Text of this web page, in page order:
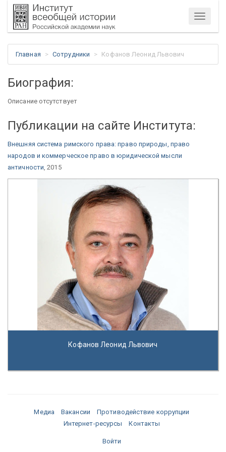
Меню
Главная Сотрудники Кофанов Леонид Львович
Биография:
Описание отсутствует
Публикации на сайте Института:
Внешняя система римского права: право природы, право
народов и коммерческое право в юридической мысли
античности , 2015
Кофанов Леонид Львович
Медиа Вакансии
Противодействие коррупции
Интернет-ресурсы
Контакты
Войти